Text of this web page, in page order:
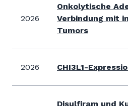
2026
Onkolytische
Verbindung mit
Tumors
2026 CHI3L1-
Disulfiram und